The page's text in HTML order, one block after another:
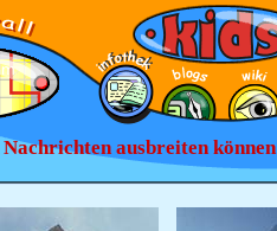
ausbreiten können